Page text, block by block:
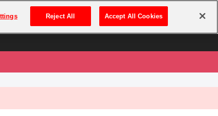
ログイン・新規登録
Reject All Accept All Cookies